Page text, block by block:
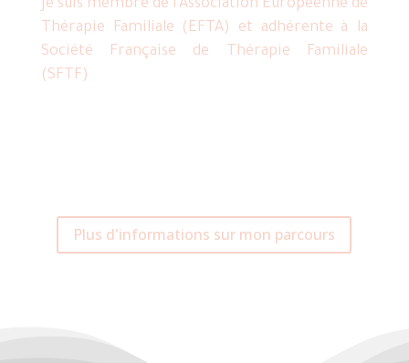
Je suis membre de l'Association Européenne de
Thérapie Familiale (EFTA) et adhérente à la
Société Française de Thérapie Familiale
(SFTF)
Plus d'informations sur mon parcours